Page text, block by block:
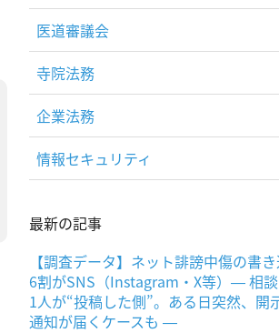
医道審議会
寺院法務
企業法務
情報セキュリティ
最新の記事
【調査データ】ネット誹謗中傷の書
6割がSNS（Instagram・X等）― 相
1人が“投稿した側”。ある日突然、開
通知が届くケースも ―